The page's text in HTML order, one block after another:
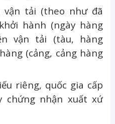
vận tải (theo như đã
hành (ngày hàng
vận tải (tàu, hàng
(cảng, cảng hàng
riêng, quốc gia cấp
chứng nhận xuất xứ